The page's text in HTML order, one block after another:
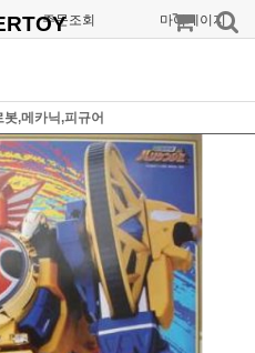
주문조회 마이페이지
봇,메카닉,피규어